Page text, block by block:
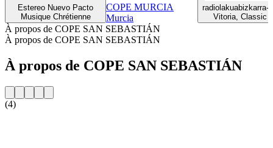
Estereo Nuevo Pacto
Musique Chrétienne
COPE MURCIA
Murcia
radiolakuabizkarra-
Vitoria, Classic
À propos de COPE SAN SEBASTIÁN
À propos de COPE SAN SEBASTIÁN
À propos de COPE SAN SEBASTIÁN
(4)